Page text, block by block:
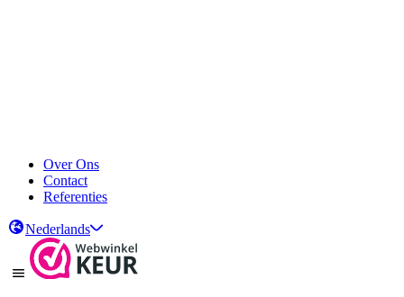
Over Ons
Contact
Referenties
Nederlands